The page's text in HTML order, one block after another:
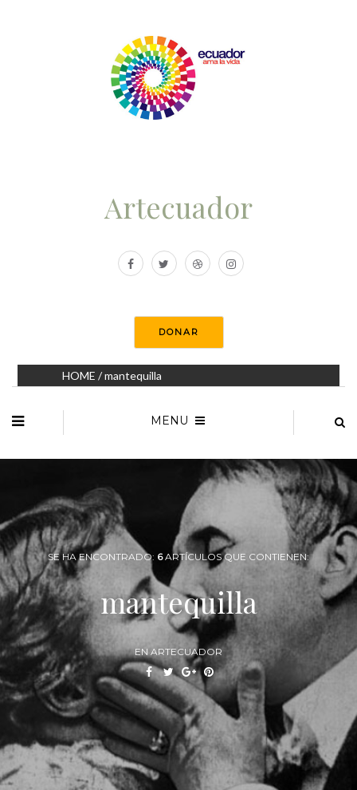
Artecuador
DONAR
HOME / mantequilla
MENU
SE HA ENCONTRADO: 6ARTÍCULOS QUE CONTIENEN:
mantequilla
EN ARTECUADOR